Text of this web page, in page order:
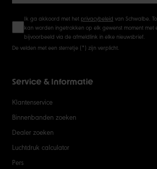
Ik ga akkoord met het privacybeleid van Schwalbe.
kan worden ingetrokken op elk gewenst moment met
bijvoorbeeld via de afmeldlink in elke nieuwsbrief.
De velden met een sterretje (*) zijn verplicht.
Service & Informatie
Klantenservice
Binnenbanden zoeken
Dealer zoeken
Luchtdruk calculator
Pers